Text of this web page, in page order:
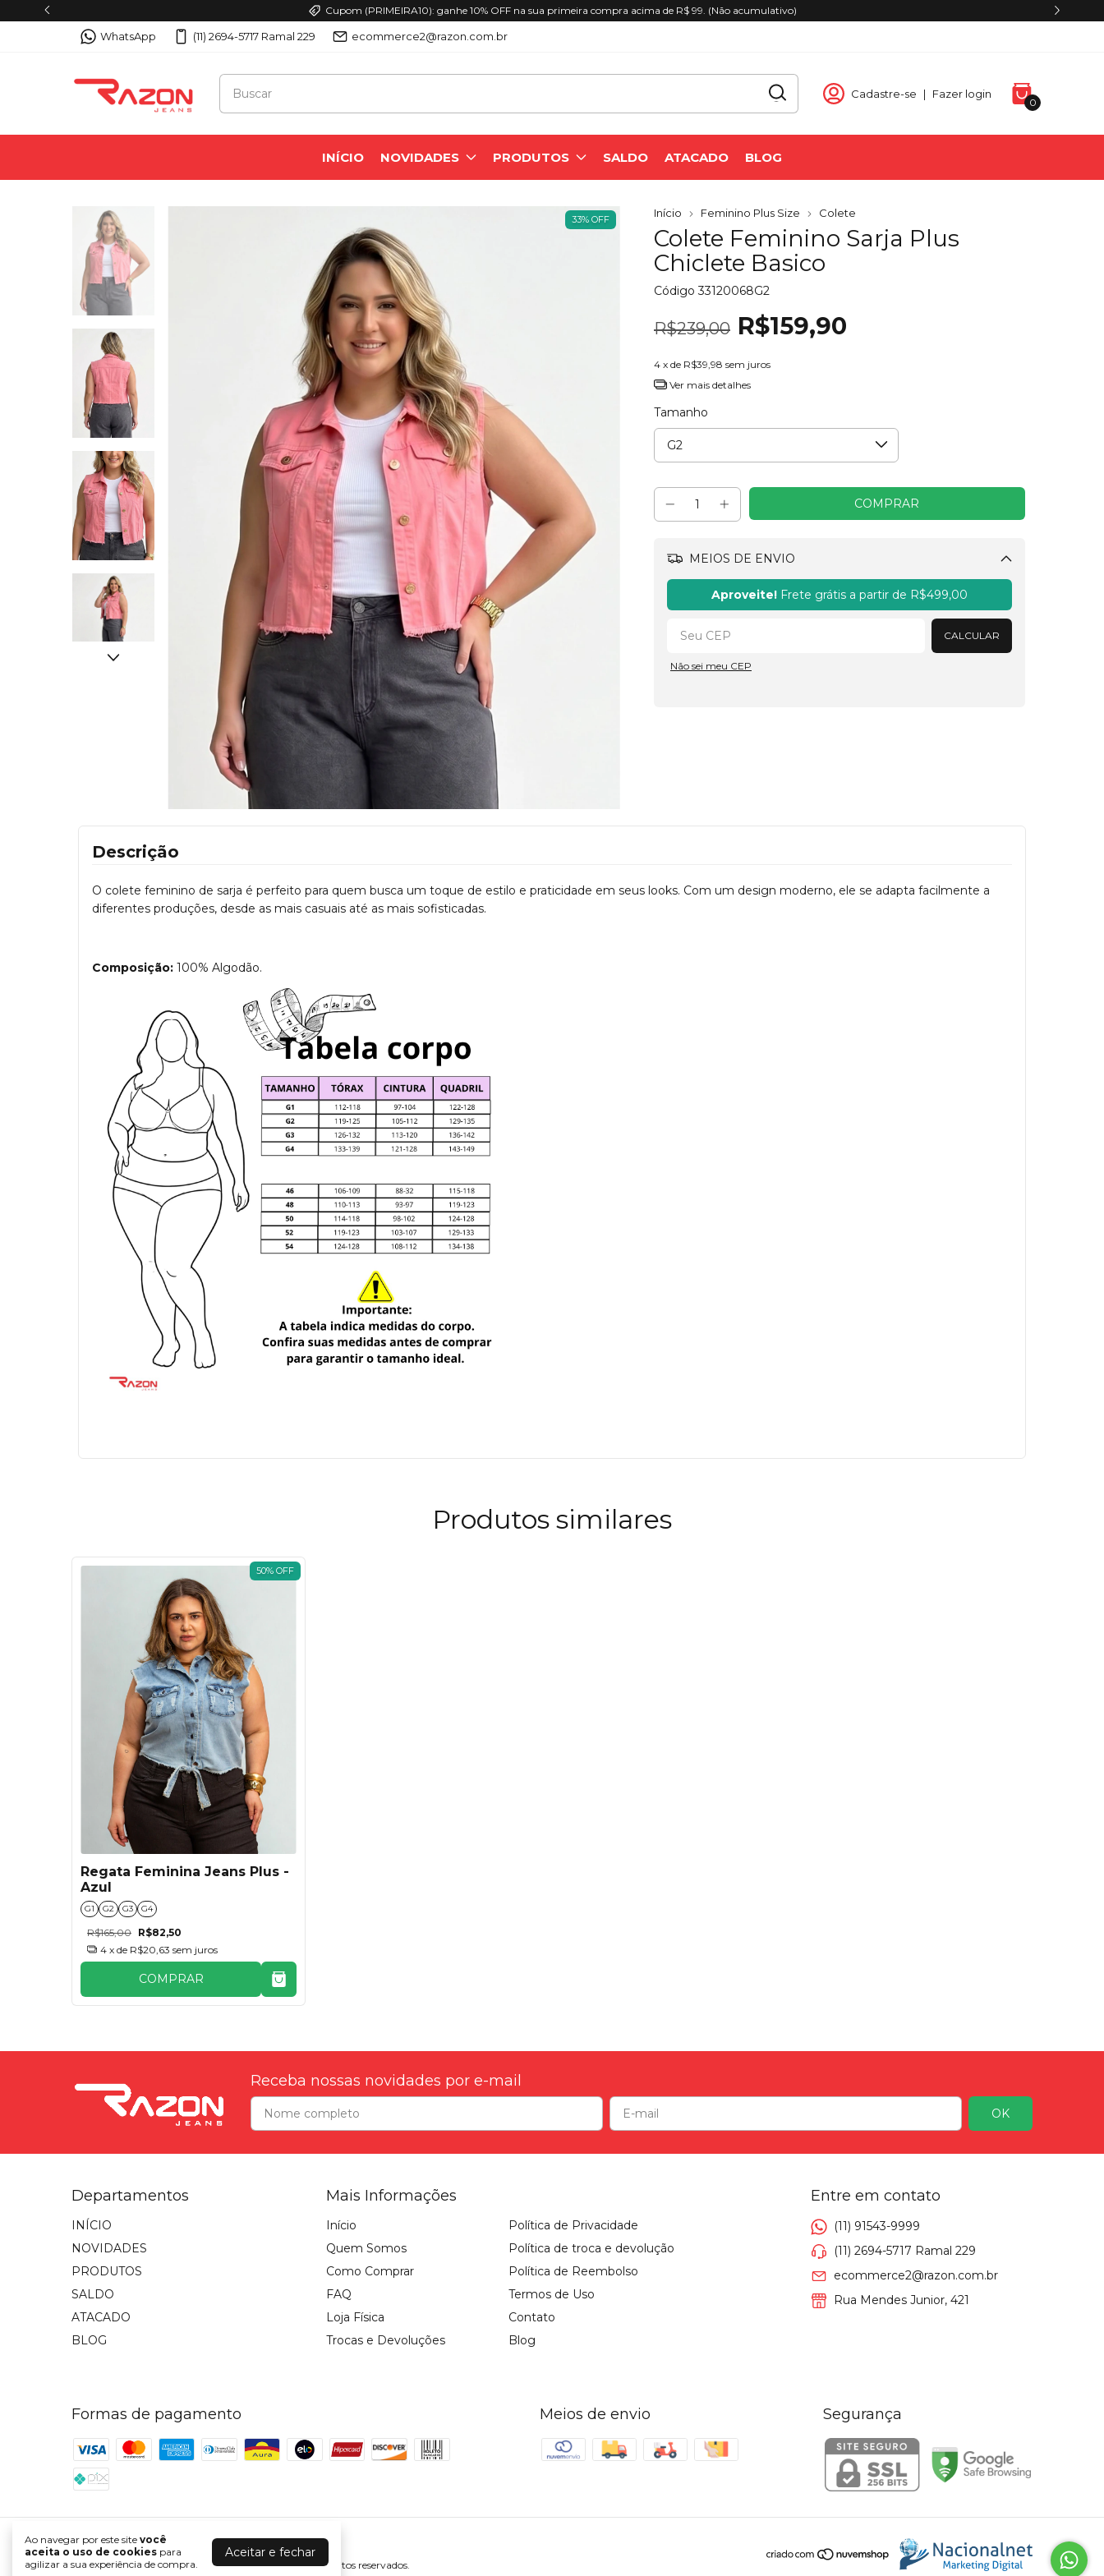
Cupom (PRIMEIRA10): ganhe 10% OFF na sua primeira compra acima de R$ 99. (Não acumulativo)
WhatsApp (11) 2694-5717 Ramal 229 ecommerce2@razon.com.br
Cadastre-se | Fazer login
0
INÍCIO NOVIDADES PRODUTOS SALDO ATACADO BLOG
Ao navegar por este site você
aceita o uso de cookies para
agilizar a sua experiência de compra.
Aceitar e fechar
33% OFF Início Feminino Plus Size Colete
Colete Feminino Sarja Plus
Chiclete Basico
Código33120068G2
R$239,00 R$159,90
4 x de R$39,98 sem juros
Ver mais detalhes
Tamanho
MEIOS DE ENVIO
Aproveite! Frete grátis a partir de R$499,00
CALCULAR
Não sei meu CEP
Descrição
O colete feminino de sarja é perfeito para quem busca um toque de estilo e praticidade em seus looks. Com um design moderno, ele se adapta facilmente a
diferentes produções, desde as mais casuais até as mais sofisticadas.
Composição: 100% Algodão.
Produtos similares
50% OFF
Regata Feminina Jeans Plus -
Azul
G1 G2 G3 G4
R$165,00 R$82,50
4 x de R$20,63 sem juros
COMPRAR
Receba nossas novidades por e-mail
Departamentos
INÍCIO
NOVIDADES
PRODUTOS
SALDO
ATACADO
BLOG
Mais Informações
Início
Quem Somos
Como Comprar
FAQ
Loja Física
Trocas e Devoluções
Política de Privacidade
Política de troca e devolução
Política de Reembolso
Termos de Uso
Contato
Blog
Entre em contato
(11) 91543-9999
(11) 2694-5717 Ramal 229
ecommerce2@razon.com.br
Rua Mendes Junior, 421
Formas de pagamento Meios de envio Segurança
Razon Jeans
©2026. RAZON JEANS - 05895085000137. Todos os direitos reservados.